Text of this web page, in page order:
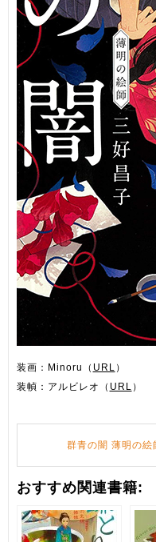
装画：Minoru（ URL ）
装幀：アルビレオ（ URL ）
群青の闇 薄明の
おすすめ関連書籍: